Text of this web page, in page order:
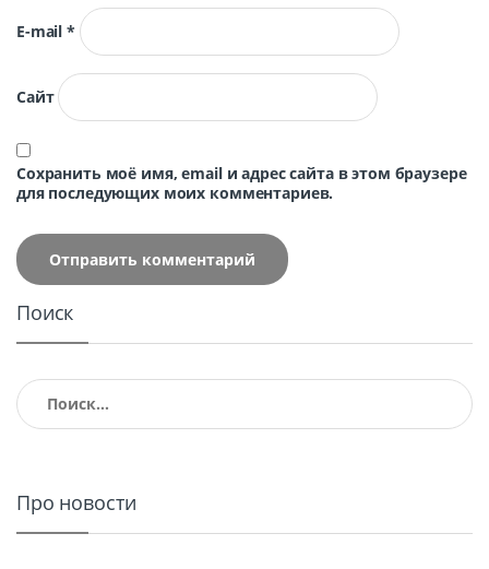
E-mail*
Сайт
Сохранить моё имя, email и адрес сайта в этом браузере
для последующих моих комментариев.
Поиск
Найти:
Про новости